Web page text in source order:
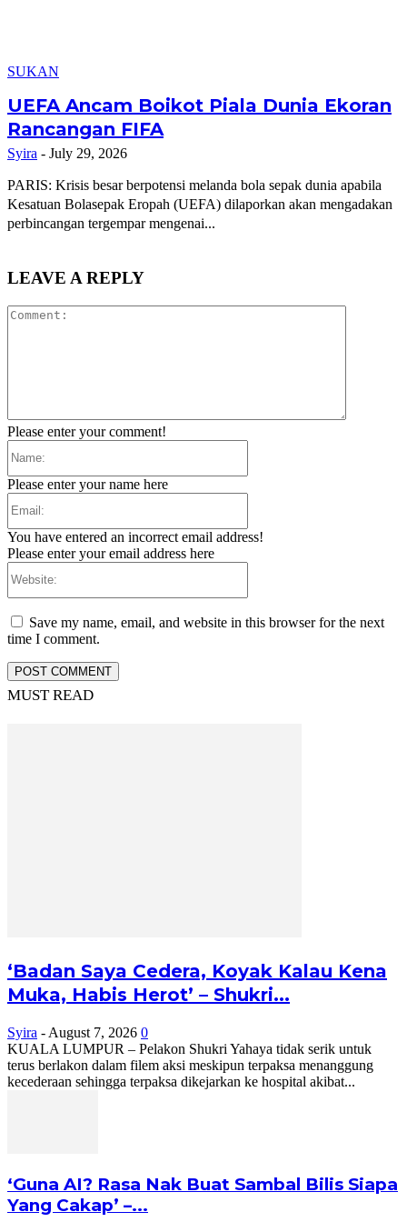
SUKAN
UEFA Ancam Boikot Piala Dunia Ekoran
Rancangan FIFA
Syira - July 29, 2026
PARIS: Krisis besar berpotensi melanda bola sepak dunia apabila
Kesatuan Bolasepak Eropah (UEFA) dilaporkan akan mengadakan
perbincangan tergempar mengenai...
LEAVE A REPLY
Please enter your comment!
Please enter your name here
You have entered an incorrect email address!
Please enter your email address here
Save my name, email, and website in this browser for the next
time I comment.
MUST READ
‘Badan Saya Cedera, Koyak Kalau Kena
Muka, Habis Herot’ – Shukri...
Syira - August 7, 2026 0
KUALA LUMPUR – Pelakon Shukri Yahaya tidak serik untuk
terus berlakon dalam filem aksi meskipun terpaksa menanggung
kecederaan sehingga terpaksa dikejarkan ke hospital akibat...
‘Guna AI? Rasa Nak Buat Sambal Bilis Siapa
Yang Cakap’ –...